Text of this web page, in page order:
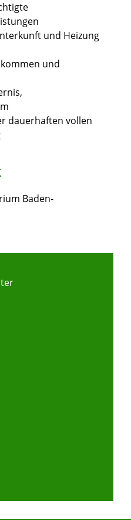
und Heizung
und
dauerhaften vollen
Baden-